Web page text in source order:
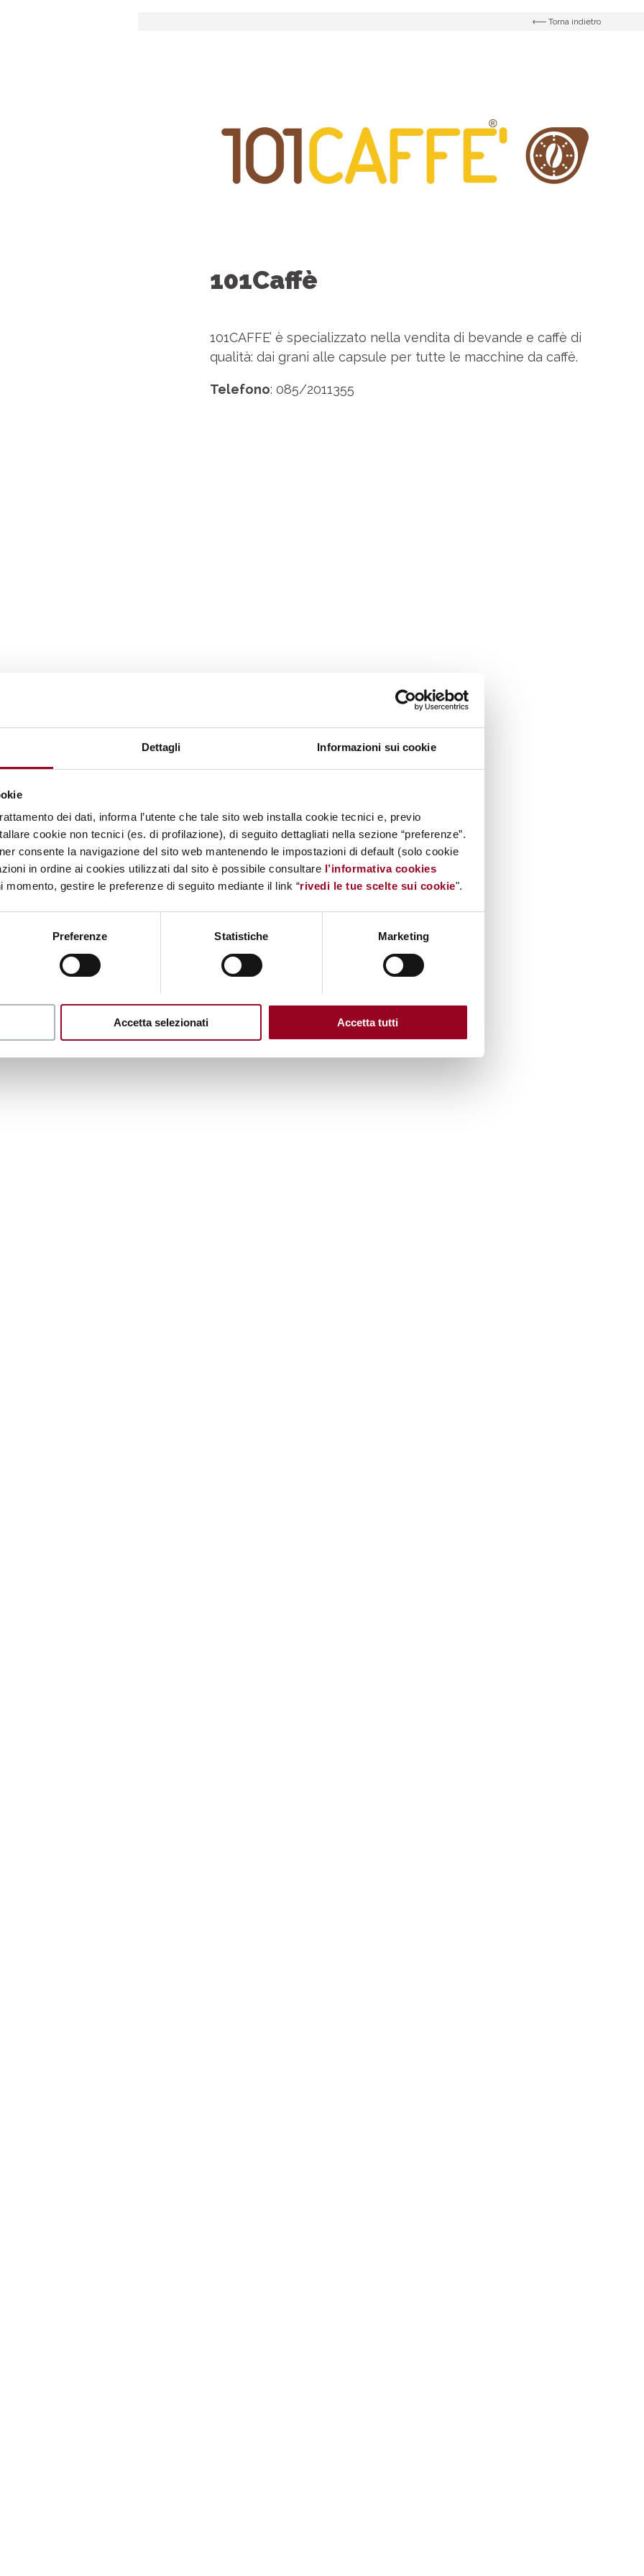
Dettagli Informazioni sui cookie
dei dati, informa l’utente che tale sito web installa cookie tecnici e, previo
cookie non tecnici (es. di profilazione), di seguito dettagliati nella sezione “preferenze”.
consente la navigazione del sito web mantenendo le impostazioni di default (solo cookie
in ordine ai cookies utilizzati dal sito è possibile consultare l’informativa cookies
momento, gestire le preferenze di seguito mediante il link “rivedi le tue scelte sui cookie".
Preferenze Statistiche Marketing
Accetta selezionati Accetta tutti
Torna indietro
101Caffè
101CAFFE’ è specializzato nella vendita di bevande e caffè di
qualità: dai grani alle capsule per tutte le macchine da caffè.
Telefono: 085/2011355